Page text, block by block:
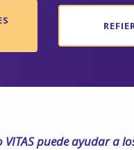
VITAS puede ayudar a